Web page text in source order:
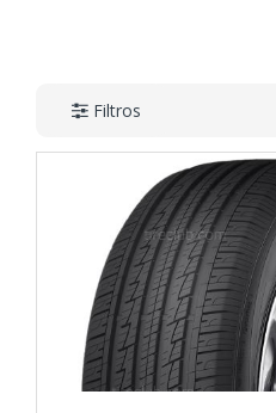
Filtros